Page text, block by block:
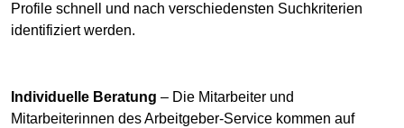
Profile schnell und nach verschiedensten Suchkriterien
identifiziert werden.
Individuelle Beratung – Die Mitarbeiter und
Mitarbeiterinnen des Arbeitgeber-Service kommen auf